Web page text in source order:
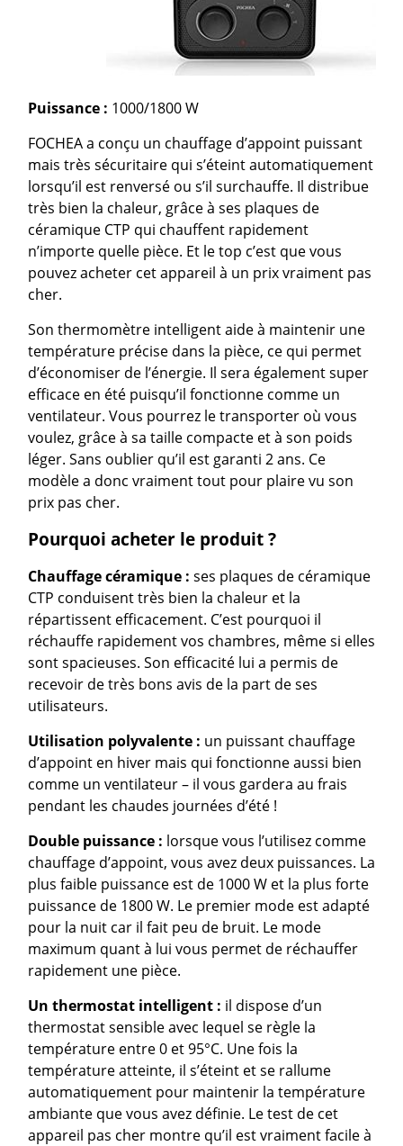
Puissance : 1000/1800 W
FOCHEA a conçu un chauffage d’appoint puissant
mais très sécuritaire qui s’éteint automatiquement
lorsqu’il est renversé ou s’il surchauffe. Il distribue
très bien la chaleur, grâce à ses plaques de
céramique CTP qui chauffent rapidement
n’importe quelle pièce. Et le top c’est que vous
pouvez acheter cet appareil à un prix vraiment pas
cher.
Son thermomètre intelligent aide à maintenir une
température précise dans la pièce, ce qui permet
d’économiser de l’énergie. Il sera également super
efficace en été puisqu’il fonctionne comme un
ventilateur. Vous pourrez le transporter où vous
voulez, grâce à sa taille compacte et à son poids
léger. Sans oublier qu’il est garanti 2 ans. Ce
modèle a donc vraiment tout pour plaire vu son
prix pas cher.
Pourquoi acheter le produit ?
Chauffage céramique : ses plaques de céramique
CTP conduisent très bien la chaleur et la
répartissent efficacement. C’est pourquoi il
réchauffe rapidement vos chambres, même si elles
sont spacieuses. Son efficacité lui a permis de
recevoir de très bons avis de la part de ses
utilisateurs.
Utilisation polyvalente : un puissant chauffage
d’appoint en hiver mais qui fonctionne aussi bien
comme un ventilateur – il vous gardera au frais
pendant les chaudes journées d’été !
Double puissance : lorsque vous l’utilisez comme
chauffage d’appoint, vous avez deux puissances. La
plus faible puissance est de 1000 W et la plus forte
puissance de 1800 W. Le premier mode est adapté
pour la nuit car il fait peu de bruit. Le mode
maximum quant à lui vous permet de réchauffer
rapidement une pièce.
Un thermostat intelligent : il dispose d’un
thermostat sensible avec lequel se règle la
température entre 0 et 95°C. Une fois la
température atteinte, il s’éteint et se rallume
automatiquement pour maintenir la température
ambiante que vous avez définie. Le test de cet
appareil pas cher montre qu’il est vraiment facile à